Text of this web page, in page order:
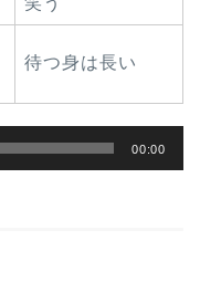
待つ身は長い
00:00